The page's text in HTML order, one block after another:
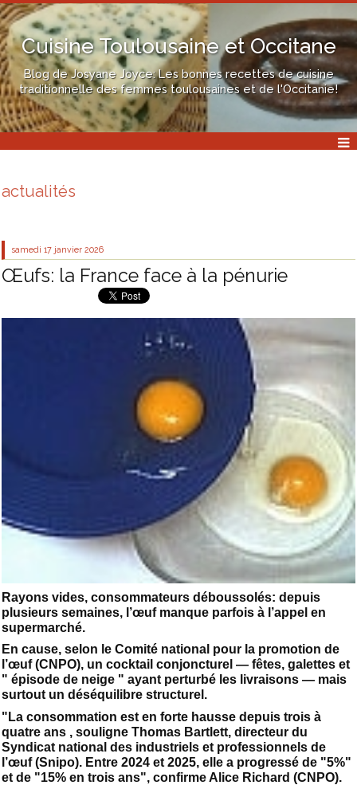
Cuisine Toulousaine et Occitane
Blog de Josyane Joyce: Les bonnes recettes de cuisine
traditionnelle des femmes toulousaines et de l'Occitanie!
actualités
samedi 17 janvier 2026
Œufs: la France face à la pénurie
Rayons vides, consommateurs déboussolés: depuis
plusieurs semaines, l’œuf manque parfois à l’appel en
supermarché.
En cause, selon le Comité national pour la promotion de
l’œuf (CNPO), un cocktail conjoncturel — fêtes, galettes et
" épisode de neige " ayant perturbé les livraisons — mais
surtout un déséquilibre structurel.
"La consommation est en forte hausse depuis trois à
quatre ans , souligne Thomas Bartlett, directeur du
Syndicat national des industriels et professionnels de
l’œuf (Snipo). Entre 2024 et 2025, elle a progressé de "5%"
et de "15% en trois ans", confirme Alice Richard (CNPO).